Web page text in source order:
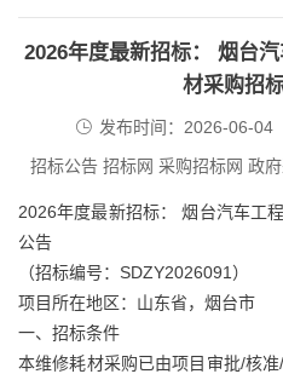
2026年度最新招标： 烟台
材采购招
发布时间：2026-06-04
招标公告 招标网 采购招标网 政
2026年度最新招标： 烟台汽车工
公告
（招标编号：SDZY2026091）
项目所在地区：山东省，烟台市
一、招标条件
本维修耗材采购已由项目审批/核